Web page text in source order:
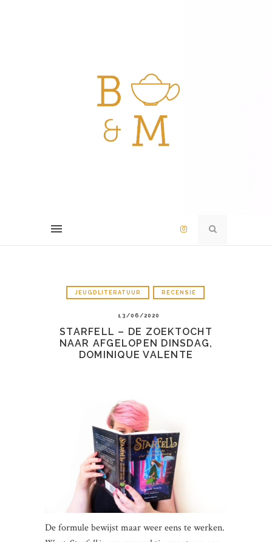
JEUGDLITERATUUR RECENSIE
13/06/2020
STARFELL – DE ZOEKTOCHT
NAAR AFGELOPEN DINSDAG,
DOMINIQUE VALENTE
De formule bewijst maar weer eens te werken.